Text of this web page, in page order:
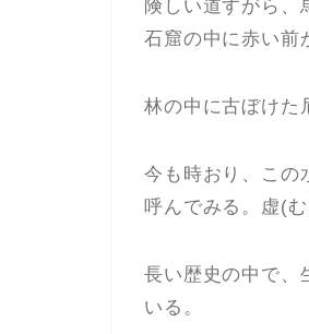
険しい道すがら、
石窟の中に赤い前
林の中に古ぼけた
今も時おり、この
呼んでみる。虚(
長い歴史の中で、
いる。